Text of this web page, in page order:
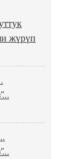
жүрүп